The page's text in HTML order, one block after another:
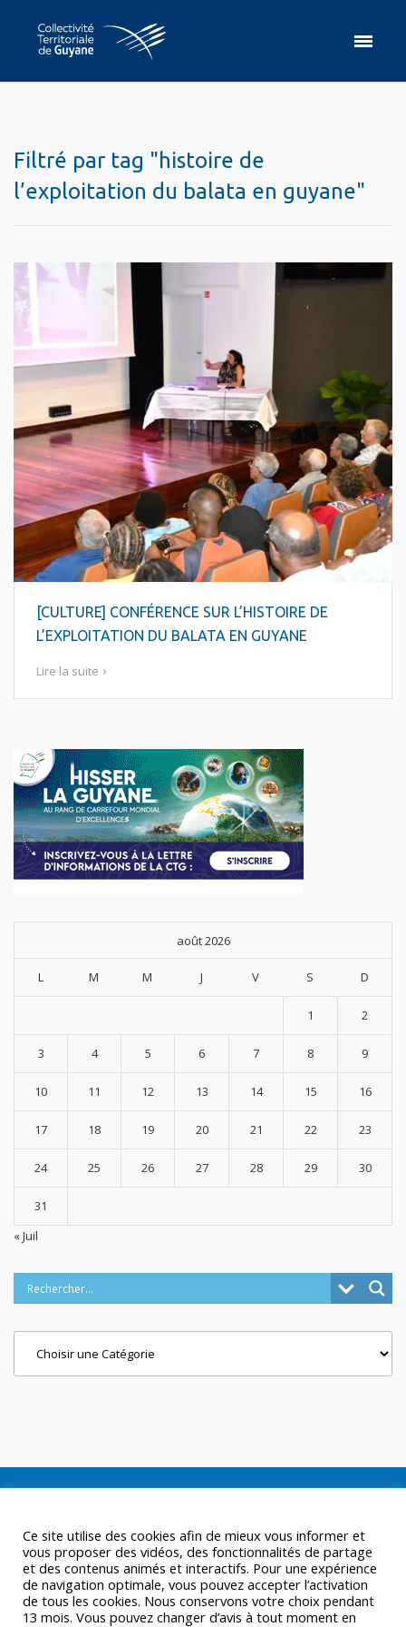
Filtré par tag "histoire de
l’exploitation du balata en guyane"
[CULTURE] CONFÉRENCE SUR L’HISTOIRE DE
L’EXPLOITATION DU BALATA EN GUYANE
Lire la suite
août 2026
L M M J V S D
1 2
3 4 5 6 7 8 9
10 11 12 13 14 15 16
17 18 19 20 21 22 23
24 25 26 27 28 29 30
31
« Juil
Ce site utilise des cookies afin de mieux vous informer et
vous proposer des vidéos, des fonctionnalités de partage
et des contenus animés et interactifs. Pour une expérience
de navigation optimale, vous pouvez accepter l’activation
de tous les cookies. Nous conservons votre choix pendant
13 mois. Vous pouvez changer d’avis à tout moment en